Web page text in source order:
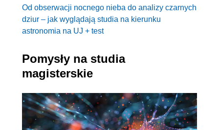
Od obserwacji nocnego nieba do analizy czarnych
dziur – jak wyglądają studia na kierunku
astronomia na UJ + test
Pomysły na studia
magisterskie